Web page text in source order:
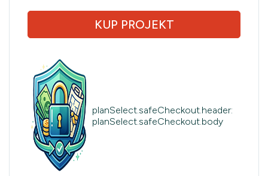
KUP PROJEKT
planSelect.safeCheckout.header:
planSelect.safeCheckout.body